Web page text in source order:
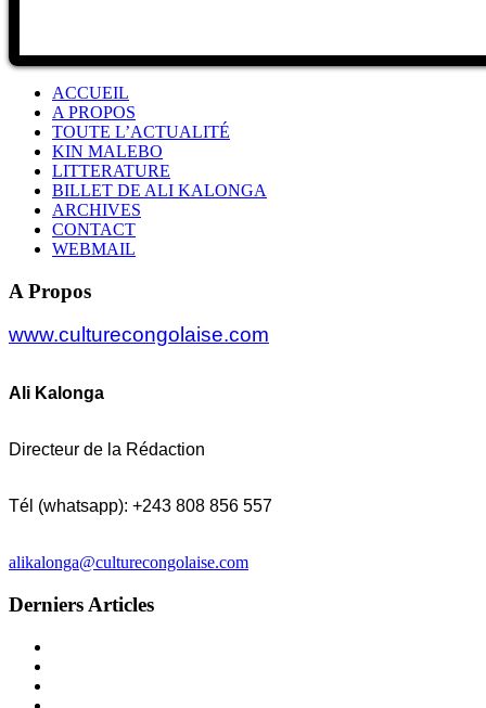
ACCUEIL
A PROPOS
TOUTE L’ACTUALITÉ
KIN MALEBO
LITTERATURE
BILLET DE ALI KALONGA
ARCHIVES
CONTACT
WEBMAIL
A Propos
www.culturecongolaise.com
Ali Kalonga
Directeur de la Rédaction
Tél (whatsapp): +243 808 856 557
alikalonga@culturecongolaise.com
Derniers Articles